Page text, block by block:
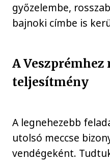
győzelembe,
bajnoki címbe is
A
teljesítmény
A legnehezebb
utolsó meccse
vendégeként.